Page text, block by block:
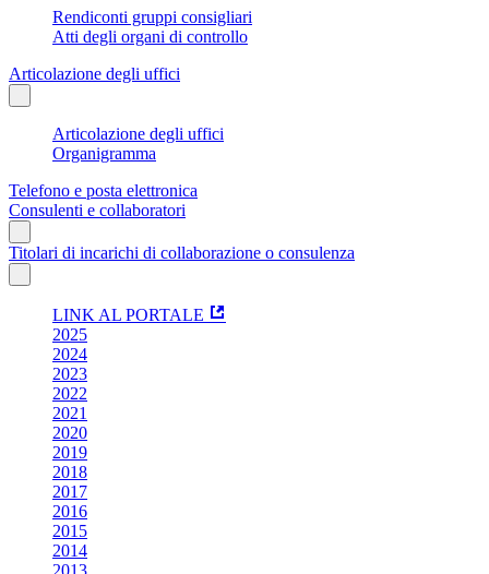
Rendiconti gruppi consigliari
Atti degli organi di controllo
Articolazione degli uffici
Articolazione degli uffici
Organigramma
Telefono e posta elettronica
Consulenti e collaboratori
Titolari di incarichi di collaborazione o consulenza
LINK AL PORTALE
2025
2024
2023
2022
2021
2020
2019
2018
2017
2016
2015
2014
2013